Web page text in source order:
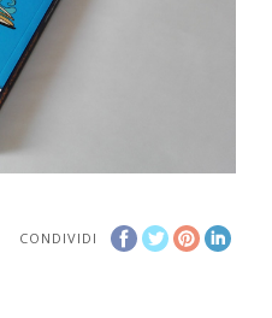
CONDIVIDI